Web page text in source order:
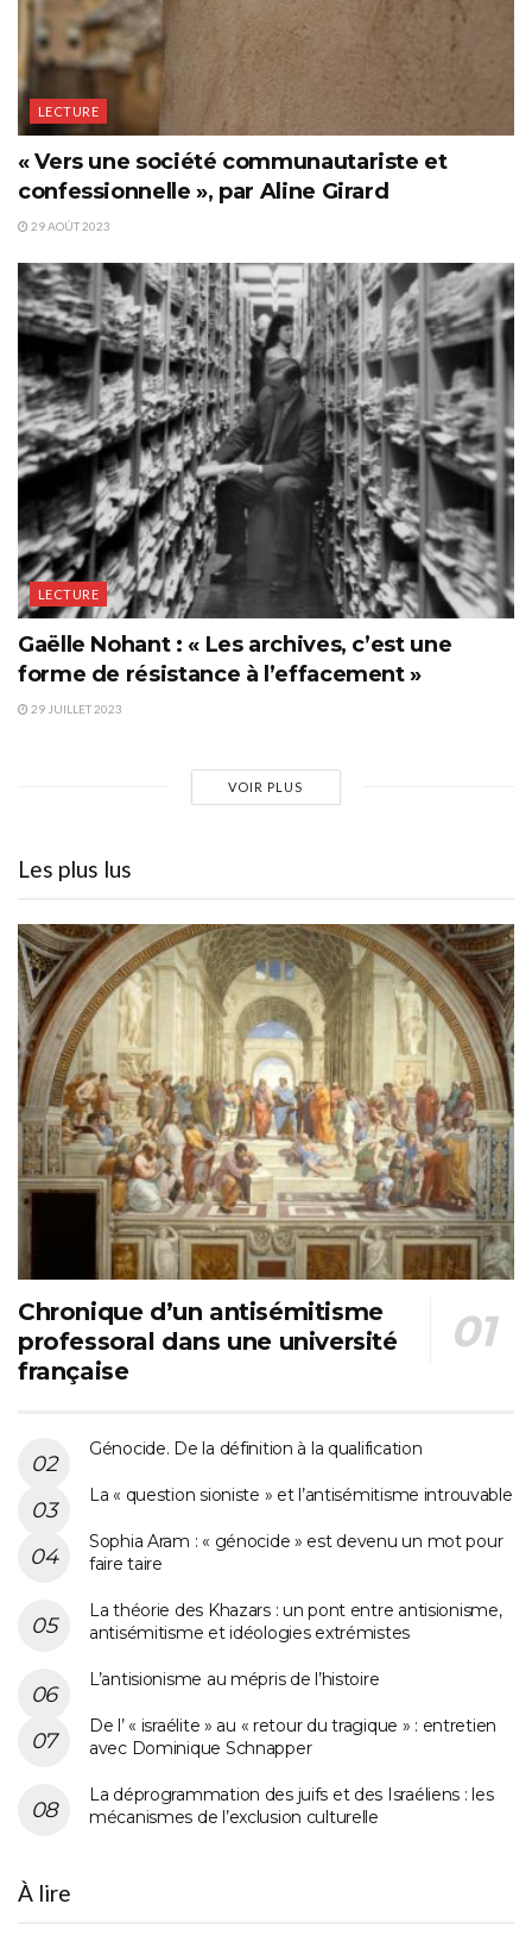
LECTURE
« Vers une société communautariste et
confessionnelle », par Aline Girard
29 AOÛT 2023
LECTURE
Gaëlle Nohant : « Les archives, c’est une
forme de résistance à l’effacement »
29 JUILLET 2023
VOIR PLUS
Les plus lus
Chronique d’un antisémitisme
professoral dans une université
française
Génocide. De la définition à la qualification
La « question sioniste » et l’antisémitisme introuvable
Sophia Aram : « génocide » est devenu un mot pour
faire taire
La théorie des Khazars : un pont entre antisionisme,
antisémitisme et idéologies extrémistes
L’antisionisme au mépris de l’histoire
De l’ « israélite » au « retour du tragique » : entretien
avec Dominique Schnapper
La déprogrammation des juifs et des Israéliens : les
mécanismes de l’exclusion culturelle
À lire